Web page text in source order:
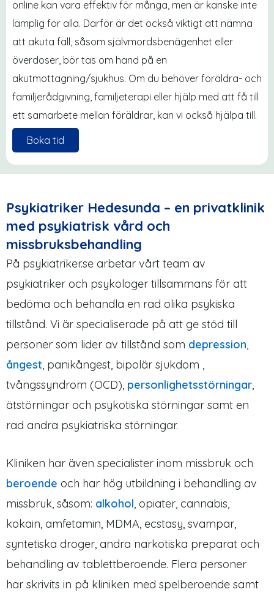
online kan vara effektiv för många, men är kanske inte
lämplig för alla. Därför är det också viktigt att nämna
att akuta fall, såsom självmordsbenägenhet eller
överdoser, bör tas om hand på en
akutmottagning/sjukhus. Om du behöver föräldra- och
familjerådgivning, familjeterapi eller hjälp med att få till
ett samarbete mellan föräldrar, kan vi också hjälpa till.
Boka tid
Psykiatriker Hedesunda – en privatklinik
med psykiatrisk vård och
missbruksbehandling
På psykiatriker.se arbetar vårt team av
psykiatriker och psykologer tillsammans för att
bedöma och behandla en rad olika psykiska
tillstånd. Vi är specialiserade på att ge stöd till
personer som lider av tillstånd som depression,
ångest, panikångest, bipolär sjukdom ,
tvångssyndrom (OCD), personlighetsstörningar,
ätstörningar och psykotiska störningar samt en
rad andra psykiatriska störningar.
Kliniken har även specialister inom missbruk och
beroende och har hög utbildning i behandling av
missbruk, såsom: alkohol, opiater, cannabis,
kokain, amfetamin, MDMA, ecstasy, svampar,
syntetiska droger, andra narkotiska preparat och
behandling av tablettberoende. Flera personer
har skrivits in på kliniken med spelberoende samt